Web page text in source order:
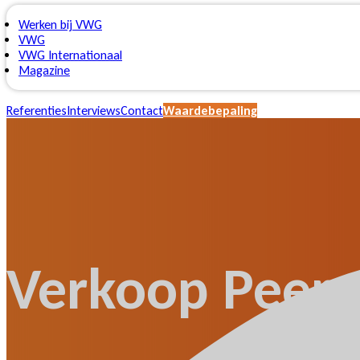
Werken bij VWG
VWG
VWG Internationaal
Magazine
ReferentiesInterviewsContactWaardebepaling
Verkoop